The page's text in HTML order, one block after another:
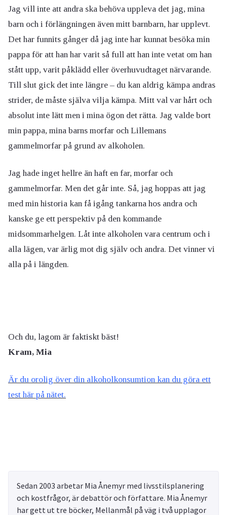
Jag vill inte att andra ska behöva uppleva det jag, mina
barn och i förlängningen även mitt barnbarn, har upplevt.
Det har funnits gånger då jag inte har kunnat besöka min
pappa för att han har varit så full att han inte vetat om han
stått upp, varit påklädd eller överhuvudtaget närvarande.
Till slut gick det inte längre – du kan aldrig kämpa andras
strider, de måste själva vilja kämpa. Mitt val var hårt och
absolut inte lätt men i mina ögon det rätta. Jag valde bort
min pappa, mina barns morfar och Lillemans
gammelmorfar på grund av alkoholen.
Jag hade inget hellre än haft en far, morfar och
gammelmorfar. Men det går inte. Så, jag hoppas att jag
med min historia kan få igång tankarna hos andra och
kanske ge ett perspektiv på den kommande
midsommarhelgen. Låt inte alkoholen vara centrum och i
alla lägen, var ärlig mot dig själv och andra. Det vinner vi
alla på i längden.
Och du, lagom är faktiskt bäst!
Kram, Mia
Är du orolig över din alkoholkonsumtion kan du göra ett
test här på nätet.
Sedan 2003 arbetar Mia Ånemyr med livsstilsplanering
och kostfrågor, är debattör och författare. Mia Ånemyr
har gett ut tre böcker, Mellanmål på väg i två upplagor